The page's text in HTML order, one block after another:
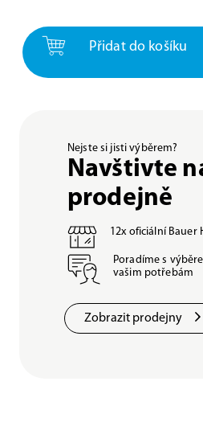
Přidat do košíku
Nejste si jisti výběrem?
Navštivte
prodejně
12x oficiální Bauer
Poradíme s
vašim potřebám
Zobrazit prodejny